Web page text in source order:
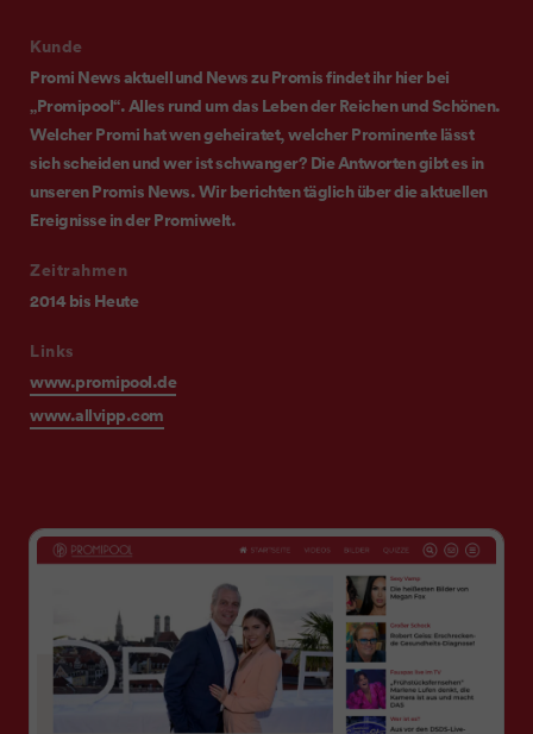
Kunde
Promi News aktuell und News zu Promis findet ihr hier bei
„Promipool“. Alles rund um das Leben der Reichen und Schönen.
Welcher Promi hat wen geheiratet, welcher Prominente lässt
sich scheiden und wer ist schwanger? Die Antworten gibt es in
unseren Promis News. Wir berichten täglich über die aktuellen
Ereignisse in der Promiwelt.
Zeitrahmen
2014 bis Heute
Links
www.promipool.de
www.allvipp.com